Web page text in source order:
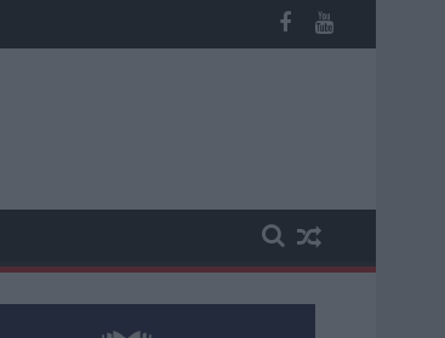
ki a menetrendhez képest, kimaradás is